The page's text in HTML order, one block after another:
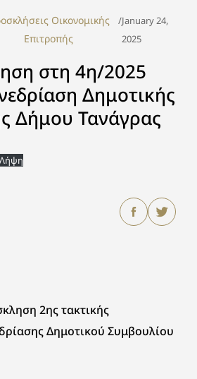
Οικονομικής
Επιτροπής
/January 24,
2025
στη 4η/2025
Δημοτικής
Δήμου Τανάγρας
Λήψη
2ης τακτικής
Δημοτικού Συμβουλίου